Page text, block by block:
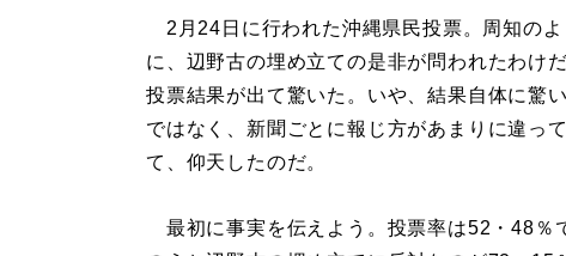
2月24日に行われた沖縄県民投票。周知のよ
に、辺野古の埋め立ての是非が問われたわけだ
投票結果が出て驚いた。いや、結果自体に驚
ではなく、新聞ごとに報じ方があまりに違っ
て、仰天したのだ。
最初に事実を伝えよう。投票率は52・48％